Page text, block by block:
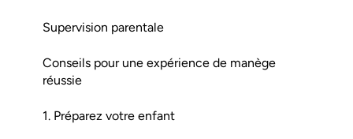
Supervision parentale
Conseils pour une expérience de manège
réussie
1. Préparez votre enfant